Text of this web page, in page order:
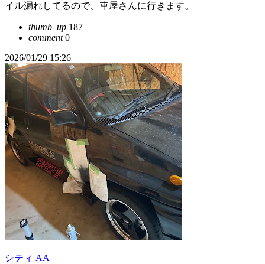
イル漏れしてるので、車屋さんに行きます。
thumb_up 187
comment0
2026/01/29 15:26
シティ AA